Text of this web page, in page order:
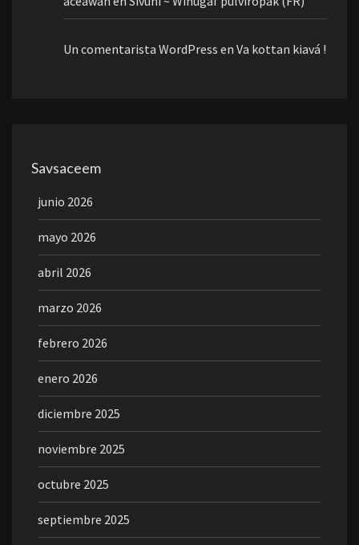
Un comentarista WordPress en Va kottan kiavá !
Savsaceem
junio 2026
mayo 2026
abril 2026
marzo 2026
febrero 2026
enero 2026
diciembre 2025
noviembre 2025
octubre 2025
septiembre 2025